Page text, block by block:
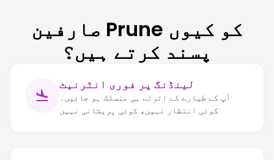
صارفین Prune کو کیوں
پسند کرتے ہیں؟
لینڈنگ پر فوری انٹرنیٹ
آپ کے طیارے کے اترتے ہی منسلک ہو جائیں۔
کوئی انتظار نہیں، کوئی پریشانی نہیں